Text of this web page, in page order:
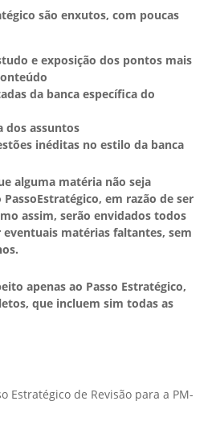
são enxutos, com poucas
e exposição dos pontos mais
da banca específica do
dos assuntos
inéditas no estilo da banca
alguma matéria não seja
em razão de ser
assim, serão envidados todos
matérias faltantes, sem
apenas ao Passo Estratégico,
que incluem sim todas as
Estratégico de Revisão para a PM-